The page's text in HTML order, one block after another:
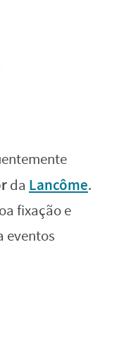
da Lancôme.
fixação e
eventos